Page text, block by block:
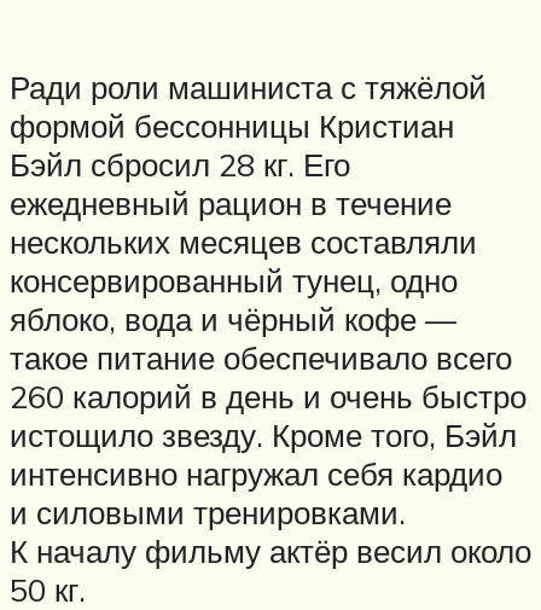
Ради роли машиниста с тяжёлой
формой бессонницы Кристиан
Бэйл сбросил 28 кг. Его
ежедневный рацион в течение
нескольких месяцев составляли
консервированный тунец, одно
яблоко, вода и чёрный кофе —
такое питание обеспечивало всего
260 калорий в день и очень быстро
истощило звезду. Кроме того, Бэйл
интенсивно нагружал себя кардио
и силовыми тренировками.
К началу фильму актёр весил около
50 кг.